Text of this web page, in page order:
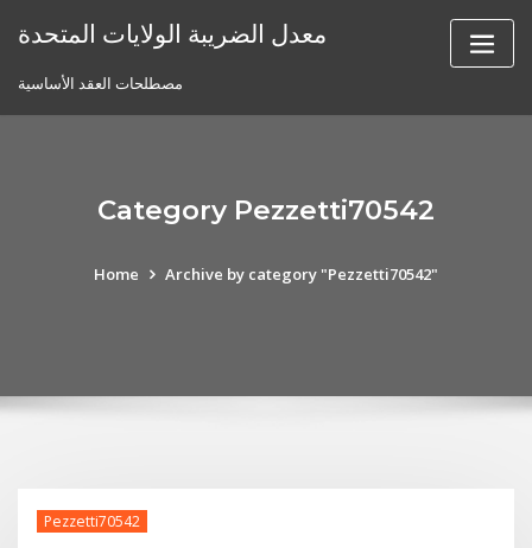
معدل الضريبة الولايات المتحدة
مصطلحات العقد الأساسية
Category Pezzetti70542
Home Archive by category "Pezzetti70542"
Pezzetti70542